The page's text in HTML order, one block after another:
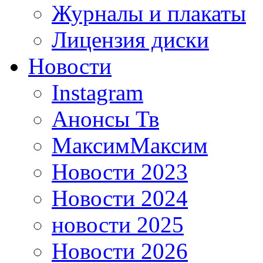
Журналы и плакаты
Лицензия диски
Новости
Instagram
Анонсы Тв
МаксимМаксим
Новости 2023
Новости 2024
новости 2025
Новости 2026